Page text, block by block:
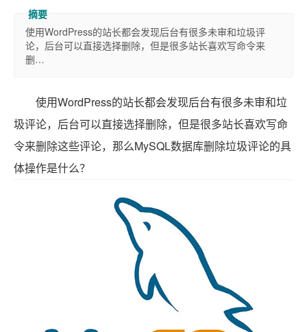
使用WordPress的站长都会发现后台有很多未审和垃圾评
论，后台可以直接选择删除，但是很多站长喜欢写命令来
删…
使用WordPress的站长都会发现后台有很多未审和垃
圾评论，后台可以直接选择删除，但是很多站长喜欢写命
令来删除这些评论，那么MySQL数据库删除垃圾评论的具
体操作是什么？